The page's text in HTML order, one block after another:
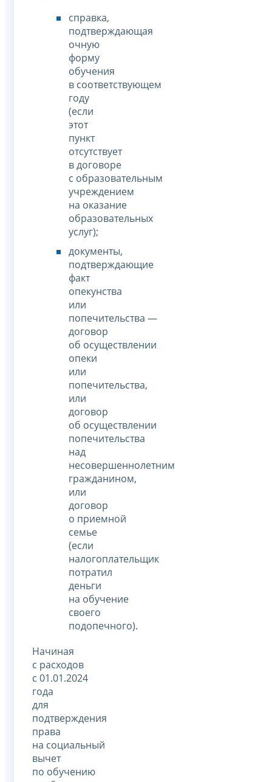
справка,
подтверждающая
очную
форму
обучения
в соответствующем
году
(если
этот
пункт
отсутствует
в договоре
с образовательным
учреждением
на оказание
образовательных
услуг);
документы,
подтверждающие
факт
опекунства
или
попечительства —
договор
об осуществлении
опеки
или
попечительства,
или
договор
об осуществлении
попечительства
над
несовершеннолетним
гражданином,
или
договор
о приемной
семье
(если
налогоплательщик
потратил
деньги
на обучение
своего
подопечного).
Начиная
с расходов
с 01.01.2024
года
для
подтверждения
права
на социальный
вычет
по обучению